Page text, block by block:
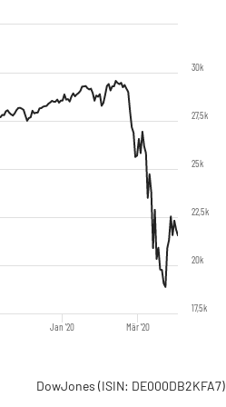
Jan '20 Mär '20
17,5k
20k
22,5k
25k
27,5k
30k
DowJones (ISIN: DE000DB2KFA7)